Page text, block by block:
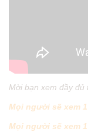
Mời bạn xem đầy đủ
Mọi người sẽ xem
Mọi người sẽ xem